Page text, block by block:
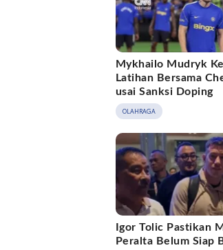
Mykhailo Mudryk
Latihan Bersama
usai Sanksi Doping
OLAHRAGA
Igor Tolic Pastikan
Peralta Belum Siap